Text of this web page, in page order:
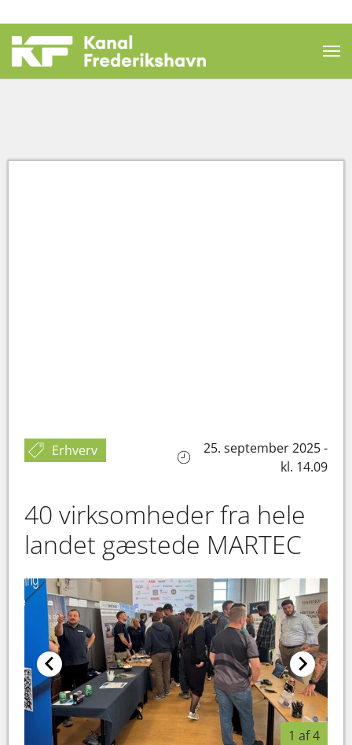
Erhverv
25. september 2025 -
kl. 14.09
40 virksomheder fra hele
landet gæstede MARTEC
1 af 4